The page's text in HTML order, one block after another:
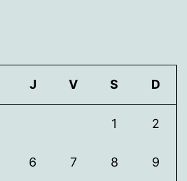
J V S D
1 2
6 7 8 9